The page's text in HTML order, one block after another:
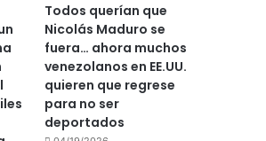
Todos querían que
Nicolás Maduro se
fuera… ahora muchos
venezolanos en EE.UU.
quieren que regrese
para no ser
deportados